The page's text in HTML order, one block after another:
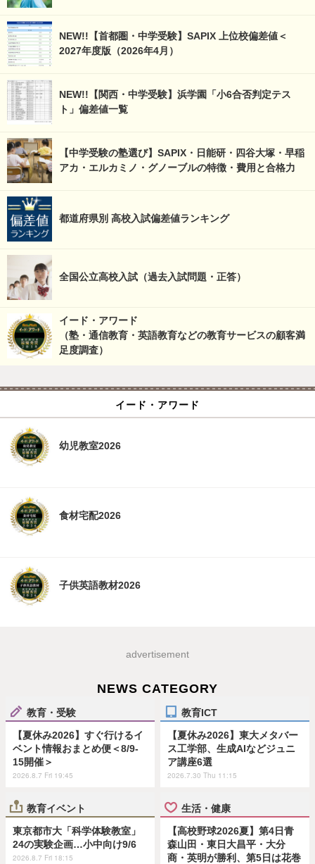
NEW!!【首都圏・中学受験】SAPIX 上位校偏差値＜
2027年度版（2026年4月）
NEW!!【関西・中学受験】浜学園「小6合否判定テス
ト」偏差値一覧
【中学受験の塾選び】SAPIX・日能研・四谷大塚・早稲
アカ・エルカミノ・グノーブルの特徴・費用と合格力
都道府県別 高校入試偏差値ランキング
全国公立高校入試（過去入試問題・正答）
イード・アワード
（塾・通信教育・英語教育などの教育サービスの顧客満
足度調査）
イード・アワード
幼児教室2026
食材宅配2026
子供英語教材2026
advertisement
NEWS CATEGORY
教育・受験
【夏休み2026】すぐ行けるイ
ベント情報おまとめ便＜8/9-
15開催＞
2026.8.7 Fri 19:45
教育ICT
【夏休み2026】東大メタバー
ス工学部、生成AIなどジュニ
ア講座6選
2026.7.30 Thu 11:15
教育イベント
東京都市大「科学体験教室」
24の実験企画…小中向け9/6
2026.8.7 Fri 18:15
生活・健康
【高校野球2026夏】第4日青
森山田・東日大昌平・大分
商・英明が勝利、第5日は花巻